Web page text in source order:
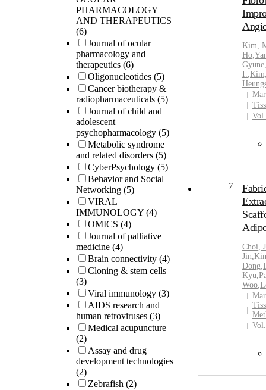
PHARMACOLOGY
AND THERAPEUTICS
(6)
Journal of ocular
pharmacology and
therapeutics (6)
Oligonucleotides (5)
Cancer biotherapy &
radiopharmaceuticals (5)
Journal of child and
adolescent
psychopharmacology (5)
Metabolic syndrome
and related disorders (5)
CyberPsychology (5)
Behavior and Social
Networking (5)
VIRAL
IMMUNOLOGY (4)
OMICS (4)
Journal of palliative
medicine (4)
Brain connectivity (4)
Cloning & stem cells
(3)
Viral immunology (3)
AIDS research and
human retroviruses (3)
Medical acupuncture
(2)
Assay and drug
development technologies
(2)
Zebrafish (2)
Among
stem-
Janus
VEGF
more
to a
central
</P>
Kim,
Ho,
Gyune,
I.,
7
Choi,
Jin,
Dong,
Kyu,
Woo,